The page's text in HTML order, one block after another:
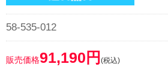
58-535-012
販売価格91,190円 (税込)